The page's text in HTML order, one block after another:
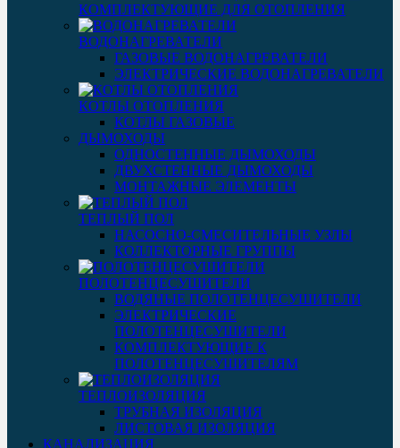
КОМПЛЕКТУЮЩИЕ ДЛЯ ОТОПЛЕНИЯ
ВОДОНАГРЕВАТЕЛИ
ГАЗОВЫЕ ВОДОНАГРЕВАТЕЛИ
ЭЛЕКТРИЧЕСКИЕ ВОДОНАГРЕВАТЕЛИ
КОТЛЫ ОТОПЛЕНИЯ
КОТЛЫ ГАЗОВЫЕ
ДЫМОХОДЫ
ОДНОСТЕННЫЕ ДЫМОХОДЫ
ДВУХСТЕННЫЕ ДЫМОХОДЫ
МОНТАЖНЫЕ ЭЛЕМЕНТЫ
ТЕПЛЫЙ ПОЛ
НАСОСНО-СМЕСИТЕЛЬНЫЕ УЗЛЫ
КОЛЛЕКТОРНЫЕ ГРУППЫ
ПОЛОТЕНЦЕСУШИТЕЛИ
ВОДЯНЫЕ ПОЛОТЕНЦЕСУШИТЕЛИ
ЭЛЕКТРИЧЕСКИЕ
ПОЛОТЕНЦЕСУШИТЕЛИ
КОМПЛЕКТУЮЩИЕ К
ПОЛОТЕНЦЕСУШИТЕЛЯМ
ТЕПЛОИЗОЛЯЦИЯ
ТРУБНАЯ ИЗОЛЯЦИЯ
ЛИСТОВАЯ ИЗОЛЯЦИЯ
КАНАЛИЗАЦИЯ